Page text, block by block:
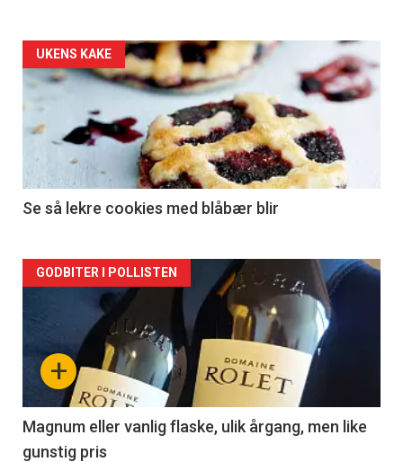
Forsiden
akkurat
nå
2
UKENS KAKE
Se så lekre cookies med blåbær blir
Forsiden
akkurat
nå
3
+
GODBITER I POLLISTEN
Magnum eller vanlig flaske, ulik årgang, men like
gunstig pris